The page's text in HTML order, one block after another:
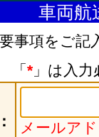
車両航
事項をご記
「 *」は入力
メールア